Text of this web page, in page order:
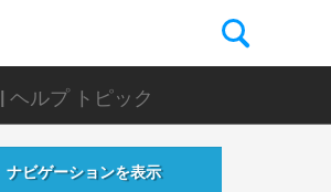
| ヘルプ トピック
ナビゲーションを表示